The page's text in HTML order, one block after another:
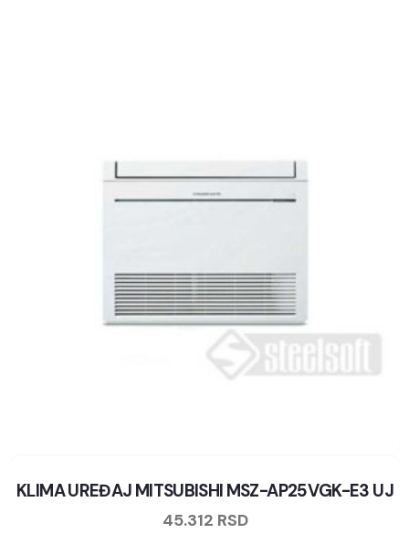
KLIMA UREĐAJ MITSUBISHI MSZ-AP25VGK-E3 UJ
45.312 RSD